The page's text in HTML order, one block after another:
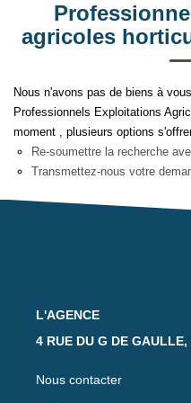
Qui
Nos
Sélectionnez...
Type de bien
Créer une alerte
agricoles
Nous n'avons pas de biens à
Professionnels Exploitations
moment , plusieurs options
Re-soumettre la recherche
Transmettez-nous votre
L'AGENCE
4 RUE DU G DE
Nous contacter